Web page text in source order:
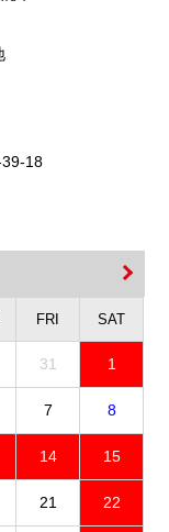
18
FRI SAT
31 1
7 8
14 15
21 22